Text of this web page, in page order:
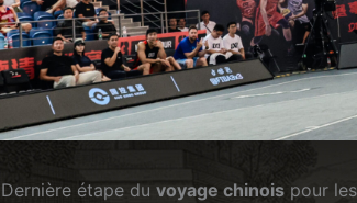
Dernière étape du voyage chinois pour les